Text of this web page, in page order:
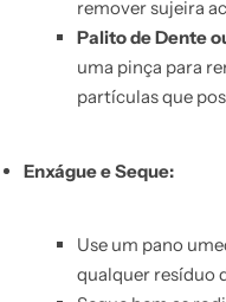
remover sujeira
Palito de Dente
uma pinça para
partículas que
Enxágue e Seque:
Use um pano
qualquer resíduo